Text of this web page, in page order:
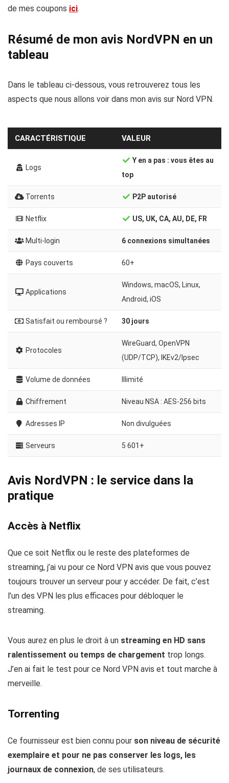
de mes coupons ici.
Résumé de mon avis NordVPN en un
tableau
Dans le tableau ci-dessous, vous retrouverez tous les
aspects que nous allons voir dans mon avis sur Nord VPN.
CARACTÉRISTIQUE VALEUR
Logs
Y en a pas : vous êtes au
top
Torrents P2P autorisé
Netflix US, UK, CA, AU, DE, FR
Multi-login 6 connexions simultanées
Pays couverts 60+
Applications
Windows, macOS, Linux,
Android, iOS
Satisfait ou remboursé ? 30 jours
Protocoles
WireGuard, OpenVPN
(UDP/TCP), IKEv2/Ipsec
Volume de données Illimité
Chiffrement Niveau NSA : AES-256 bits
Adresses IP Non divulguées
Serveurs 5 601+
Avis NordVPN : le service dans la
pratique
Accès à Netflix
Que ce soit Netflix ou le reste des plateformes de
streaming, j’ai vu pour ce Nord VPN avis que vous pouvez
toujours trouver un serveur pour y accéder. De fait, c’est
l’un des VPN les plus efficaces pour débloquer le
streaming.
Vous aurez en plus le droit à un streaming en HD sans
ralentissement ou temps de chargement trop longs.
J’en ai fait le test pour ce Nord VPN avis et tout marche à
merveille.
Torrenting
Ce fournisseur est bien connu pour son niveau de sécurité
exemplaire et pour ne pas conserver les logs, les
journaux de connexion, de ses utilisateurs.